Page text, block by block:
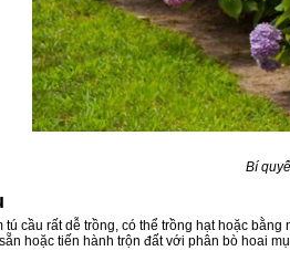
Bí
tú cầu rất dễ trồng, có thể trồng hạt hoặc
hoặc tiến hành trộn đất với phân bò hoai